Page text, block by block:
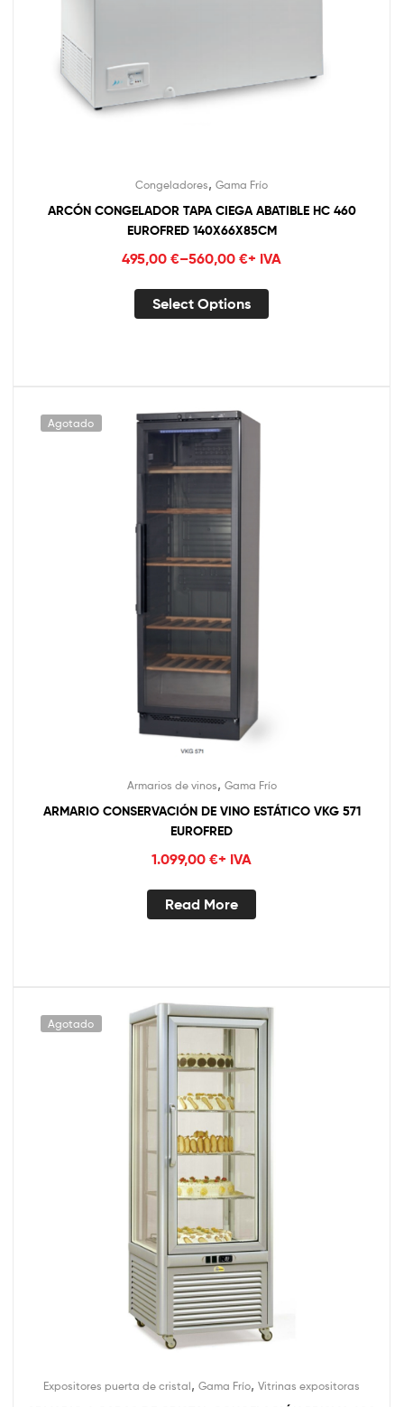
Congeladores, Gama Frío
ARCÓN CONGELADOR TAPA CIEGA ABATIBLE HC 460
EUROFRED 140X66X85CM
495,00 €–560,00 €+ IVA
Select Options
Agotado
Armarios de vinos, Gama Frío
ARMARIO CONSERVACIÓN DE VINO ESTÁTICO VKG 571
EUROFRED
1.099,00 €+ IVA
Read More
Agotado
Expositores puerta de cristal, Gama Frío, Vitrinas expositoras